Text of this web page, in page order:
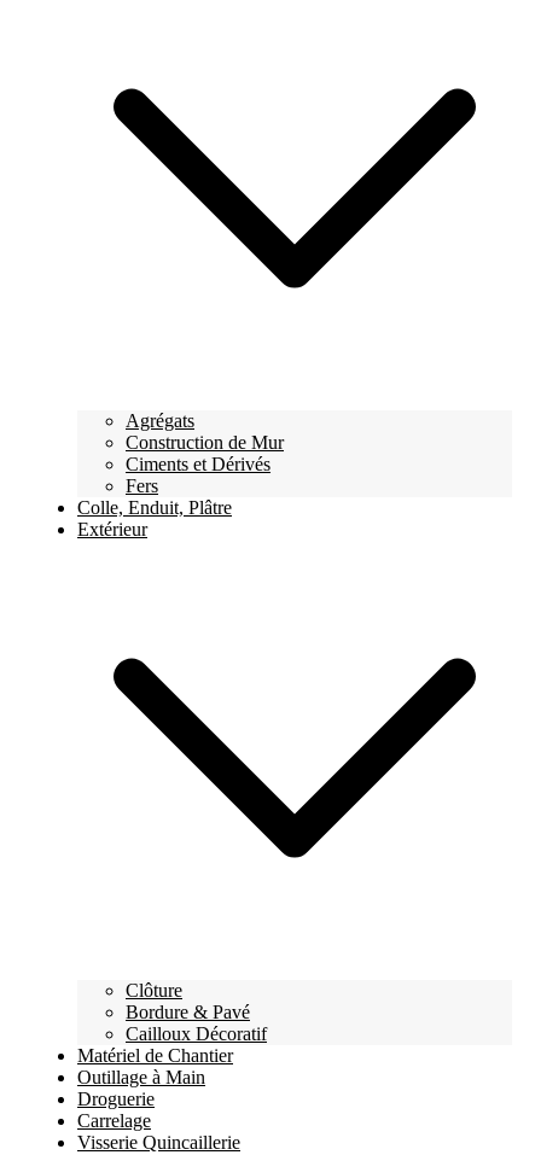
Agrégats
Construction de Mur
Ciments et Dérivés
Fers
Colle, Enduit, Plâtre
Extérieur
Clôture
Bordure & Pavé
Cailloux Décoratif
Matériel de Chantier
Outillage à Main
Droguerie
Carrelage
Visserie Quincaillerie